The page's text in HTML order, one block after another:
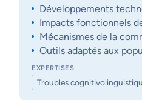
Développements
Impacts fonctionnels
Mécanismes de la
Outils adaptés aux
EXPERTISES
Troubles